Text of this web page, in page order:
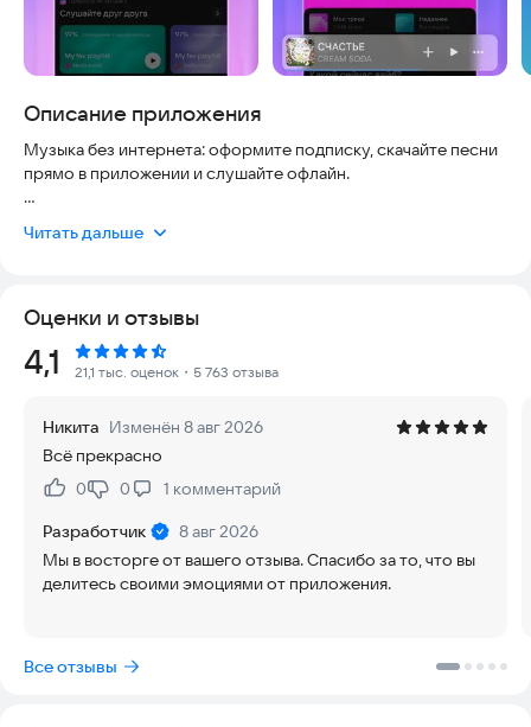
Описание приложения
Музыка без интернета: оформите подписку, скачайте песни
прямо в приложении и слушайте офлайн.
треков, подкасты, аудиокниги и радио. В приложении для
рекомендациям от алгоритмов, пользователей, сообществ
и редакции.
• Рекомендации под ваш вкус.
• Не только музыка: подкасты, аудиокниги и радио.
• Новые книги для бесплатного прослушивания каждый
месяц.
• Плейлисты по настроению, исполнителям, жанрам и
песням.
• Музыка без интернета: скачивайте песни и слушайте
офлайн.
бесконечный плейлист треков в вашем вкусе, который
Читать дальше
Оценки и отзывы
Рейтинг:
4,1 21,1 тыс. оценок ・5 763 отзыва
Никита Изменён 8 авг 2026
Всё прекрасно
Нравится:
0Не нравится:
0 1 комментарий
Разработчик
8 авг 2026
Мы в восторге от вашего отзыва. Спасибо за то, что вы
делитесь своими эмоциями от приложения.
Все отзывы